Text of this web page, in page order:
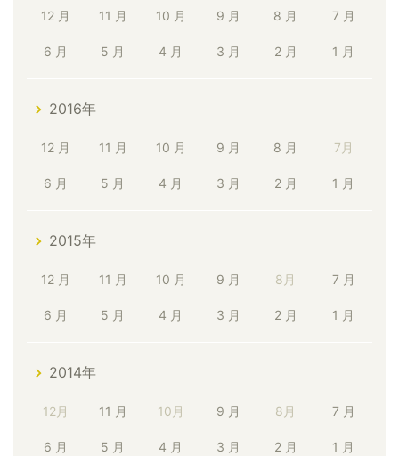
12 月 11 月 10 月 9 月 8 月 7 月
6 月 5 月 4 月 3 月 2 月 1 月
2016年
12 月 11 月 10 月 9 月 8 月 7月
6 月 5 月 4 月 3 月 2 月 1 月
2015年
12 月 11 月 10 月 9 月 8月 7 月
6 月 5 月 4 月 3 月 2 月 1 月
2014年
12月 11 月 10月 9 月 8月 7 月
6 月 5 月 4 月 3 月 2 月 1 月